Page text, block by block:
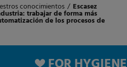
conocimientos / Escasez
trabajar de forma más
de los procesos de